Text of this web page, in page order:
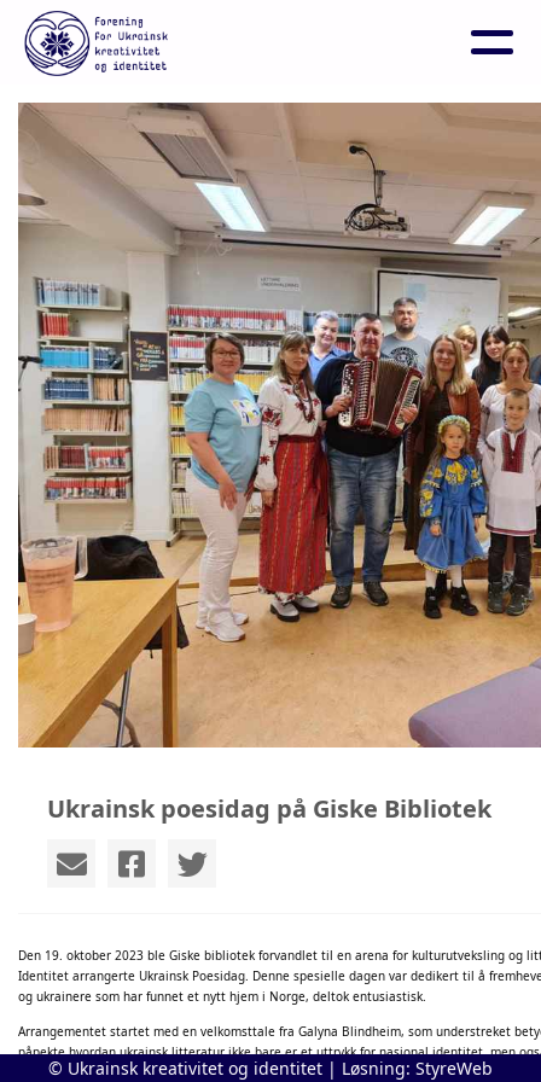
Ukrainsk poesidag på Giske Bibliotek
Den 19. oktober 2023 ble Giske bibliotek forvandlet til en arena for kulturutveksling og
Identitet arrangerte Ukrainsk Poesidag. Denne spesielle dagen var dedikert til å
og ukrainere som har funnet et nytt hjem i Norge, deltok entusiastisk.
Arrangementet startet med en velkomsttale fra Galyna Blindheim, som understreket
påpekte hvordan ukrainsk litteratur ikke bare er et uttrykk for nasjonal identitet, men
© Ukrainsk kreativitet og identitet | Løsning: StyreWeb